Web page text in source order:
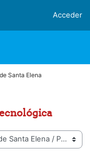
Acceder
Santa Elena